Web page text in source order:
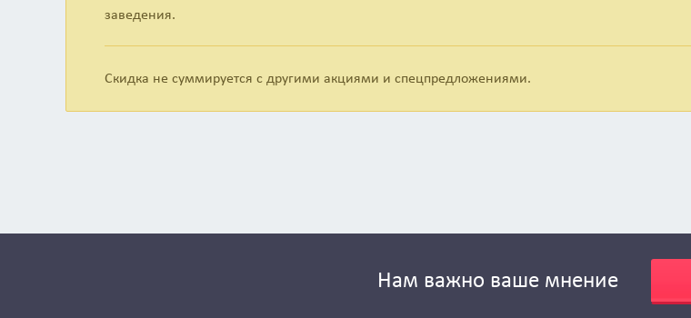
заведения.
Скидка не суммируется с другими акциями и спецпредложениями.
Нам важно ваше мнение